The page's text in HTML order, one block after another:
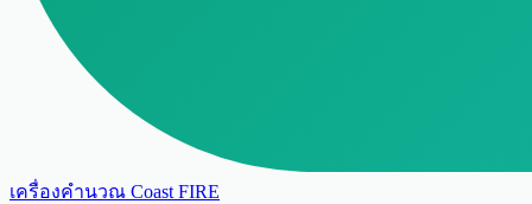
เครื่องคำนวณ Coast FIRE